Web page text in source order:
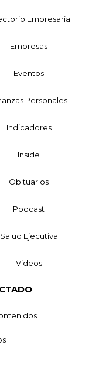
Empresarial
Empresas
Eventos
Personales
Indicadores
Inside
Obituarios
Podcast
Salud Ejecutiva
Videos